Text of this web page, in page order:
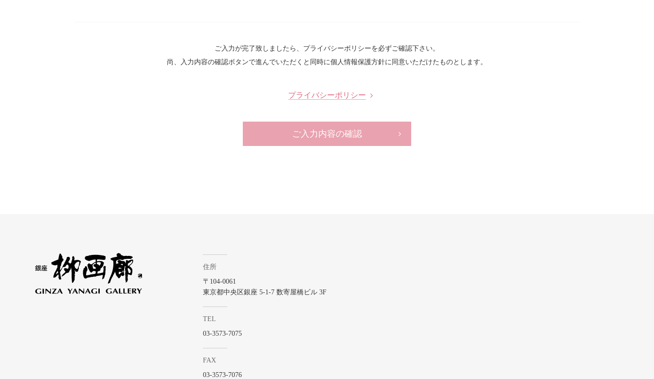
ご入力が完了致しましたら、プライバシーポリシーを必ずご確認下さい。
尚、入力内容の確認ボタンで進んでいただくと同時に個人情報保護方針に同意いただけたものとします。
プライバシーポリシー
ご入力内容の確認
住所
〒104-0061
東京都中央区銀座 5-1-7 数寄屋橋ビル 3F
TEL
03-3573-7075
FAX
03-3573-7076